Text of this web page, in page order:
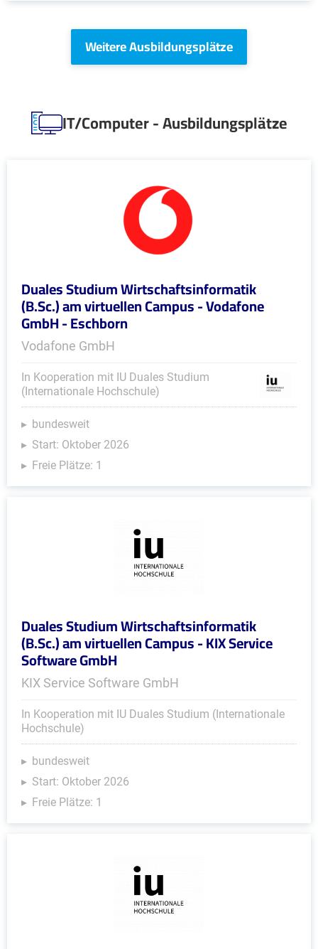
Weitere Ausbildungsplätze
IT/Computer - Ausbildungsplätze
Duales Studium Wirtschaftsinformatik
(B.Sc.) am virtuellen Campus - Vodafone
GmbH - Eschborn
Vodafone GmbH
In Kooperation mit IU Duales Studium
(Internationale Hochschule)
bundesweit
Start: Oktober 2026
Freie Plätze: 1
Duales Studium Wirtschaftsinformatik
(B.Sc.) am virtuellen Campus - KIX Service
Software GmbH
KIX Service Software GmbH
In Kooperation mit IU Duales Studium (Internationale
Hochschule)
bundesweit
Start: Oktober 2026
Freie Plätze: 1